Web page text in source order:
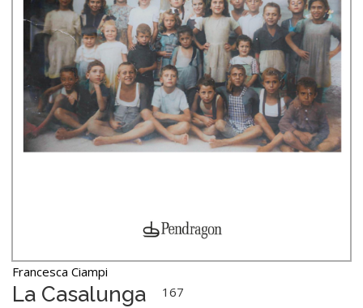
Francesca Ciampi
La Casalunga 167